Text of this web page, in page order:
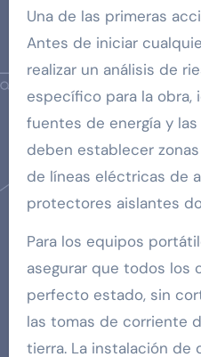
Una de las primeras
Antes de iniciar
realizar un análisis de
específico para la obra,
fuentes de energía y
deben establecer
de líneas eléctricas de
protectores aislantes
Para los equipos
asegurar que todos los
perfecto estado, sin
las tomas de corriente
tierra. La instalación de